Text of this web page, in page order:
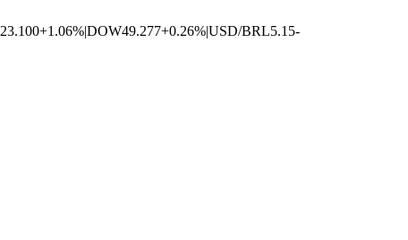
23.100+1.06%|DOW49.277+0.26%|USD/BRL5.15-